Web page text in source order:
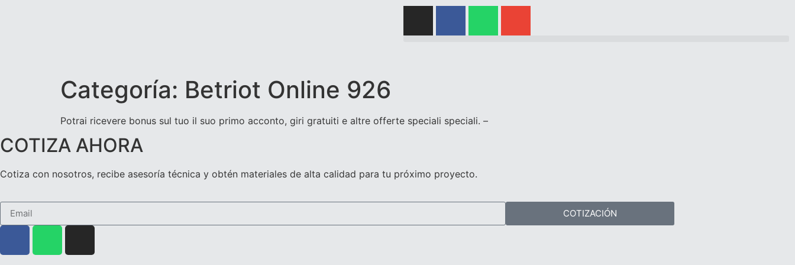
Categoría: Betriot Online 926
Potrai ricevere bonus sul tuo il suo primo acconto, giri gratuiti e altre offerte speciali speciali. –
COTIZA AHORA
Cotiza con nosotros, recibe asesoría técnica y obtén materiales de alta calidad para tu próximo proyecto.
COTIZACIÓN